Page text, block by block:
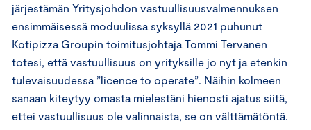
järjestämän Yritysjohdon vastuullisuusvalmennuksen
ensimmäisessä moduulissa syksyllä 2021 puhunut
Kotipizza Groupin toimitusjohtaja Tommi Tervanen
totesi, että vastuullisuus on yrityksille jo nyt ja etenkin
tulevaisuudessa ”licence to operate”. Näihin kolmeen
sanaan kiteytyy omasta mielestäni hienosti ajatus siitä,
ettei vastuullisuus ole valinnaista, se on välttämätöntä.